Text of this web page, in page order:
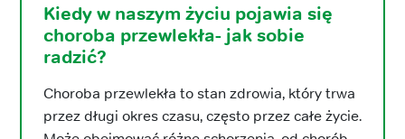
Kiedy w naszym życiu pojawia się
choroba przewlekła- jak sobie
radzić?
Choroba przewlekła to stan zdrowia, który trwa
przez długi okres czasu, często przez całe życie.